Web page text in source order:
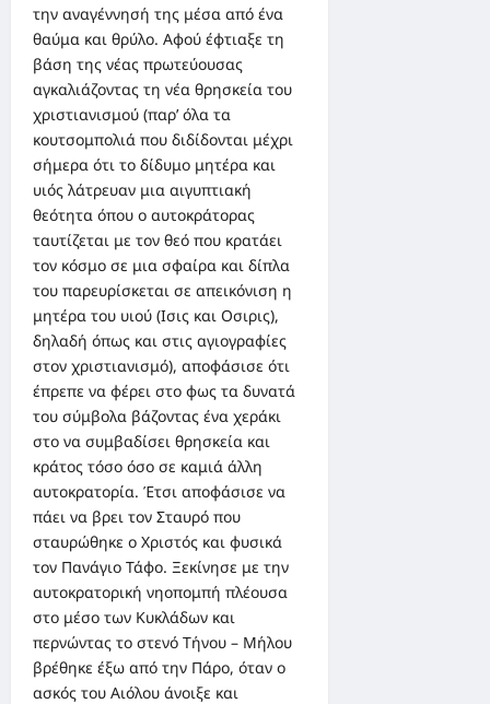
την αναγέννησή της μέσα από ένα
θαύμα και θρύλο. Αφού έφτιαξε τη
βάση της νέας πρωτεύουσας
αγκαλιάζοντας τη νέα θρησκεία του
χριστιανισμού (παρ’ όλα τα
κουτσομπολιά που διδίδονται μέχρι
σήμερα ότι το δίδυμο μητέρα και
υιός λάτρευαν μια αιγυπτιακή
θεότητα όπου ο αυτοκράτορας
ταυτίζεται με τον θεό που κρατάει
τον κόσμο σε μια σφαίρα και δίπλα
του παρευρίσκεται σε απεικόνιση η
μητέρα του υιού (Ισις και Οσιρις),
δηλαδή όπως και στις αγιογραφίες
στον χριστιανισμό), αποφάσισε ότι
έπρεπε να φέρει στο φως τα δυνατά
του σύμβολα βάζοντας ένα χεράκι
στο να συμβαδίσει θρησκεία και
κράτος τόσο όσο σε καμιά άλλη
αυτοκρατορία. Έτσι αποφάσισε να
πάει να βρει τον Σταυρό που
σταυρώθηκε ο Χριστός και φυσικά
τον Πανάγιο Τάφο. Ξεκίνησε με την
αυτοκρατορική νηοπομπή πλέουσα
στο μέσο των Κυκλάδων και
περνώντας το στενό Τήνου – Μήλου
βρέθηκε έξω από την Πάρο, όταν ο
ασκός του Αιόλου άνοιξε και